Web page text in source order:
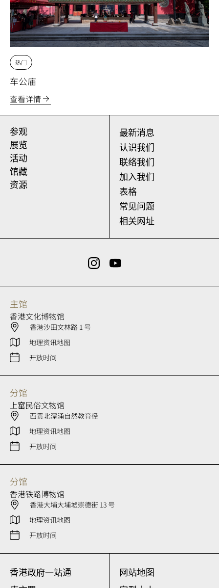
热门
车公庙
查看详情
参观
展览
活动
馆藏
资源
最新消息
认识我们
联络我们
加入我们
表格
常见问题
相关网址
主馆
香港文化博物馆
香港沙田文林路 1 号
地理资讯地图
开放时间
分馆
上窰民俗文物馆
西贡北潭涌自然教育径
地理资讯地图
开放时间
分馆
香港铁路博物馆
香港大埔大埔墟崇德街 13 号
地理资讯地图
开放时间
香港政府一站通
网站地图